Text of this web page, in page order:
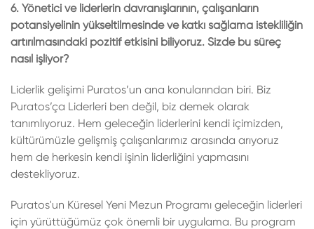
6. Yönetici ve liderlerin davranışlarının, çalışanların
potansiyelinin yükseltilmesinde ve katkı sağlama istekliliğin
artırılmasındaki pozitif etkisini biliyoruz. Sizde bu süreç
nasıl işliyor?
Liderlik gelişimi Puratos’un ana konularından biri. Biz
Puratos’ça Liderleri ben değil, biz demek olarak
tanımlıyoruz. Hem geleceğin liderlerini kendi içimizden,
kültürümüzle gelişmiş çalışanlarımız arasında arıyoruz
hem de herkesin kendi işinin liderliğini yapmasını
destekliyoruz.
Puratos'un Küresel Yeni Mezun Programı geleceğin liderleri
için yürüttüğümüz çok önemli bir uygulama. Bu program